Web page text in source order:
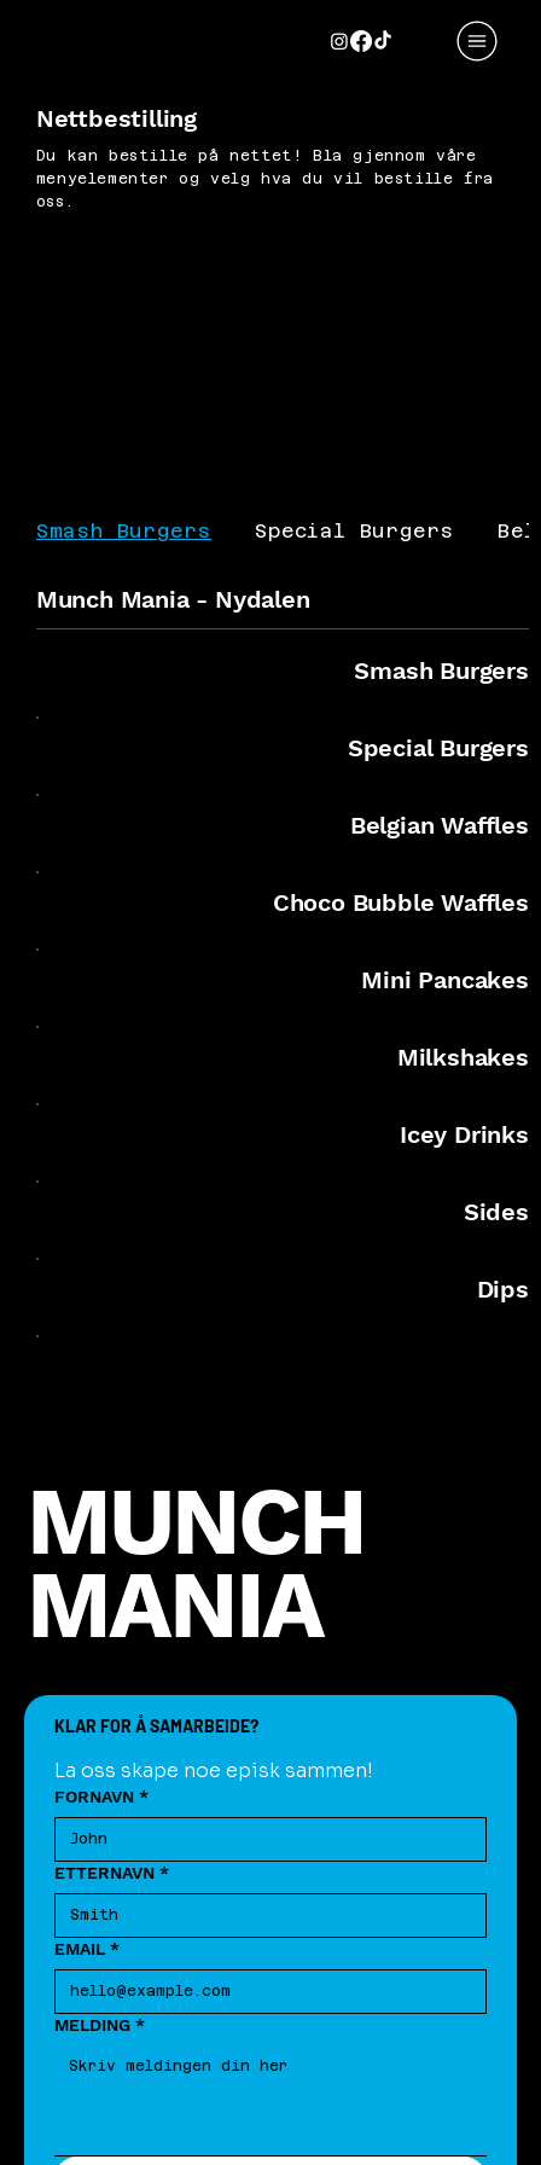
Nettbestilling
Du kan bestille på nettet! Bla gjennom våre
menyelementer og velg hva du vil bestille fra
oss.
Munch Mania - Nydalen
Smash Burgers
Special Burgers
Belgian Waffles
Choco Bubble Waffles
Mini Pancakes
Milkshakes
Icey Drinks
Sides
Dips
Smash Burgers Special Burgers
MUNCH
MANIA
KLAR FOR Å SAMARBEIDE?
La oss skape noe episk sammen!
FORNAVN *
ETTERNAVN *
EMAIL *
MELDING *